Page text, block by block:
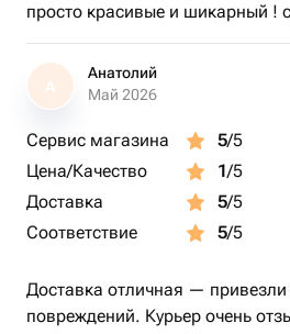
просто красивые и шикарный !
А
Анатолий
Май 2026
Сервис магазина 5/5
Цена/Качество
1/5
Доставка
5/5
Соответствие
5/5
Доставка отличная —
повреждений. Курьер очень